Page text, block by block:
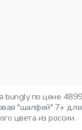
bungly по цене
"шалфей" 7+
цвета из россии.